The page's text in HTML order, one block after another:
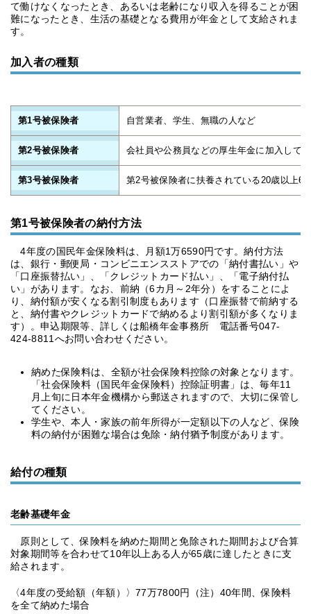
て働けなくなったとき、あるいは老齢になり収入を得ることが困
難になったとき、生活の基礎となる費用が年金として支給されま
す。
加入者の種類
第1号被保険者 自営業者、学生、無職の人など
第2号被保険者 会社員や公務員などの厚生年金に加入して
第3号被保険者 第2号被保険者に扶養されている20歳以上
第1号被保険者の納付方法
4年度の国民年金保険料は、月額1万6590円です。納付方法
は、銀行・郵便局・コンビニエンスストアでの「納付書払い」や
「口座振替払い」、「クレジットカード払い」、「電子納付払
い」があります。なお、前納（6カ月～2年分）をすることによ
り、納付額が安くなる割引制度もあります（口座振替で前納する
と、納付書やクレジットカードで納めるより割引額が多くなりま
す）。申込期限等、詳しくは船橋年金事務所 電話番号047-
424-8811へお問い合わせください。
納めた保険料は、全額が社会保険料控除の対象となります。
「社会保険料（国民年金保険料）控除証明書」は、毎年11
月上旬に日本年金機構から郵送されますので、大切に保管し
てください。
学生や、本人・家族の前年所得が一定額以下の人など、保険
料の納付が困難な場合は免除・納付猶予制度があります。
給付の種類
老齢基礎年金
原則として、保険料を納めた期間と免除された期間および合算
対象期間等を合わせて10年以上ある人が65歳に達したときに支
給されます。
〈4年度の受給額（年額）〉77万7800円（注）40年間、保険料
を全て納めた場合